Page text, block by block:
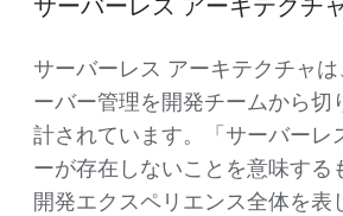
サーバーレス アーキテクチ
サーバーレス アーキテクチャ
ーバー管理を開発チームから切
計されています。「サーバーレ
ーが存在しないことを意味する
開発エクスペリエンス全体を表